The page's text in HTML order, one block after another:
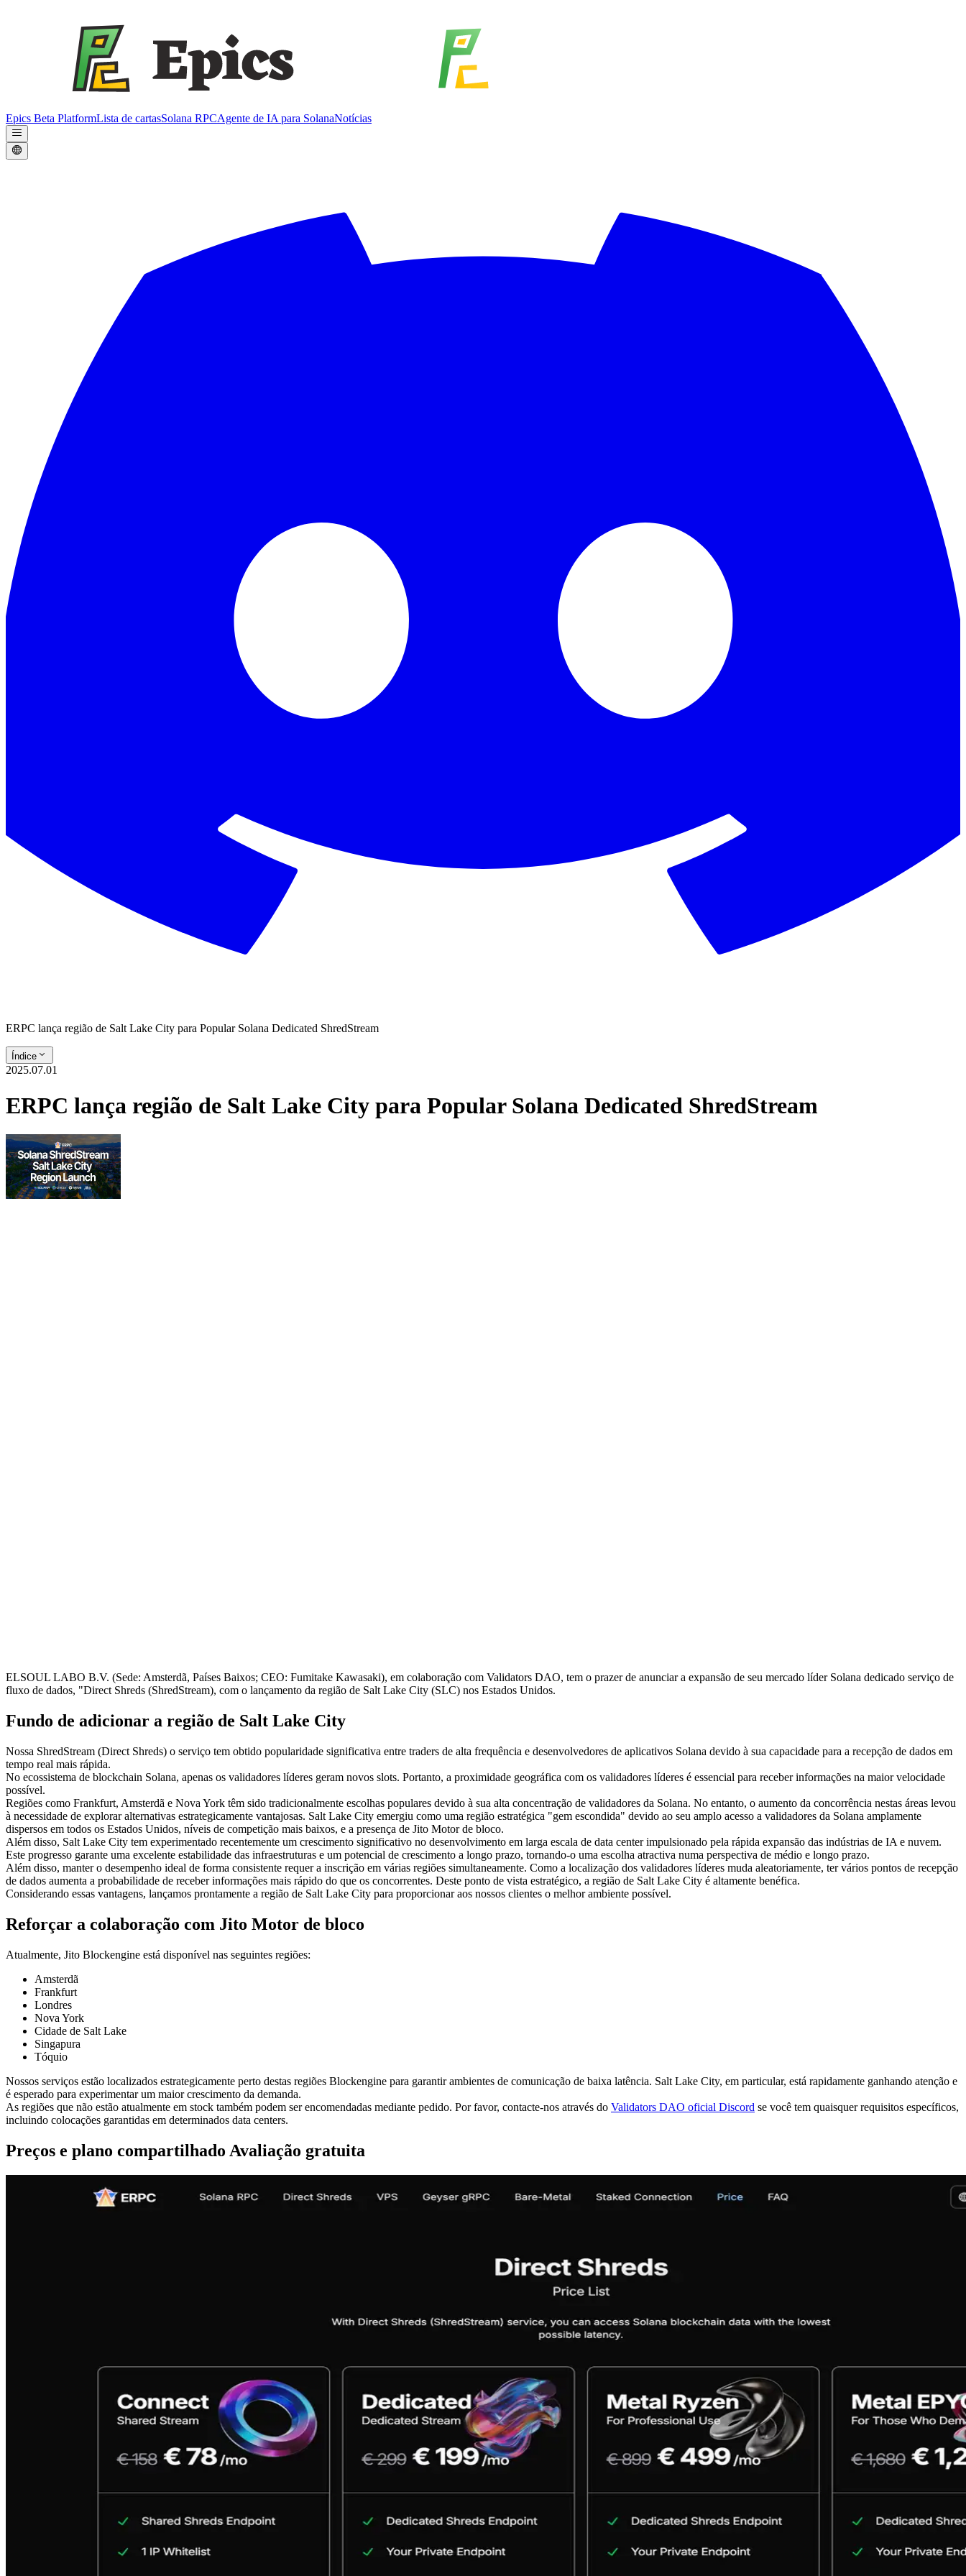
Epics Beta PlatformLista de cartasSolana RPCAgente de IA para SolanaNotícias
ERPC lança região de Salt Lake City para Popular Solana Dedicated ShredStream
Índice
2025.07.01
ERPC lança região de Salt Lake City para Popular Solana Dedicated ShredStream
ELSOUL LABO B.V. (Sede: Amsterdã, Países Baixos; CEO: Fumitake Kawasaki), em colaboração com Validators DAO, tem o prazer de anunciar a expansão de seu mercado líder Solana dedicado serviço de
fluxo de dados, "Direct Shreds (ShredStream), com o lançamento da região de Salt Lake City (SLC) nos Estados Unidos.
Fundo de adicionar a região de Salt Lake City
Nossa ShredStream (Direct Shreds) o serviço tem obtido popularidade significativa entre traders de alta frequência e desenvolvedores de aplicativos Solana devido à sua capacidade para a recepção de dados em
tempo real mais rápida.
No ecossistema de blockchain Solana, apenas os validadores líderes geram novos slots. Portanto, a proximidade geográfica com os validadores líderes é essencial para receber informações na maior velocidade
possível.
Regiões como Frankfurt, Amsterdã e Nova York têm sido tradicionalmente escolhas populares devido à sua alta concentração de validadores da Solana. No entanto, o aumento da concorrência nestas áreas levou
à necessidade de explorar alternativas estrategicamente vantajosas. Salt Lake City emergiu como uma região estratégica "gem escondida" devido ao seu amplo acesso a validadores da Solana amplamente
dispersos em todos os Estados Unidos, níveis de competição mais baixos, e a presença de Jito Motor de bloco.
Além disso, Salt Lake City tem experimentado recentemente um crescimento significativo no desenvolvimento em larga escala de data center impulsionado pela rápida expansão das indústrias de IA e nuvem.
Este progresso garante uma excelente estabilidade das infraestruturas e um potencial de crescimento a longo prazo, tornando-o uma escolha atractiva numa perspectiva de médio e longo prazo.
Além disso, manter o desempenho ideal de forma consistente requer a inscrição em várias regiões simultaneamente. Como a localização dos validadores líderes muda aleatoriamente, ter vários pontos de recepção
de dados aumenta a probabilidade de receber informações mais rápido do que os concorrentes. Deste ponto de vista estratégico, a região de Salt Lake City é altamente benéfica.
Considerando essas vantagens, lançamos prontamente a região de Salt Lake City para proporcionar aos nossos clientes o melhor ambiente possível.
Reforçar a colaboração com Jito Motor de bloco
Atualmente, Jito Blockengine está disponível nas seguintes regiões:
Amsterdã
Frankfurt
Londres
Nova York
Cidade de Salt Lake
Singapura
Tóquio
Nossos serviços estão localizados estrategicamente perto destas regiões Blockengine para garantir ambientes de comunicação de baixa latência. Salt Lake City, em particular, está rapidamente ganhando atenção e
é esperado para experimentar um maior crescimento da demanda.
As regiões que não estão atualmente em stock também podem ser encomendadas mediante pedido. Por favor, contacte-nos através do Validators DAO oficial Discord se você tem quaisquer requisitos específicos,
incluindo colocações garantidas em determinados data centers.
Preços e plano compartilhado Avaliação gratuita